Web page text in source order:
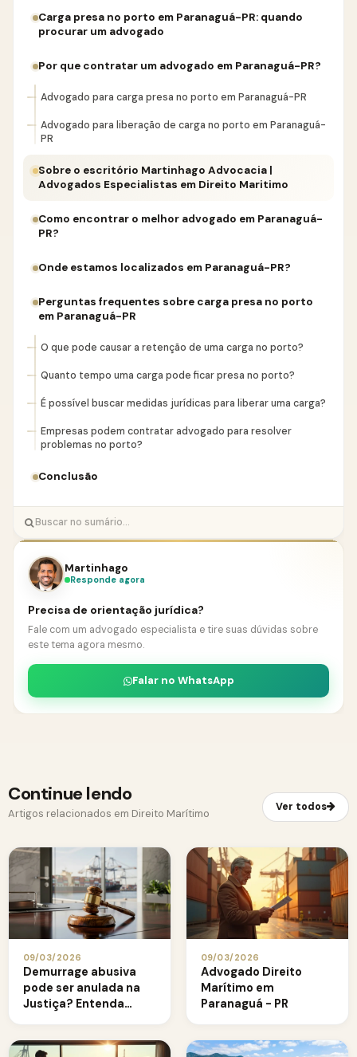
Carga presa no porto em Paranaguá-PR: quando
procurar um advogado
Por que contratar um advogado em Paranaguá-PR?
Advogado para carga presa no porto em Paranaguá-PR
Advogado para liberação de carga no porto em Paranaguá-
PR
Sobre o escritório Martinhago Advocacia |
Advogados Especialistas em Direito Maritimo
Como encontrar o melhor advogado em Paranaguá-
PR?
Onde estamos localizados em Paranaguá-PR?
Perguntas frequentes sobre carga presa no porto
em Paranaguá-PR
O que pode causar a retenção de uma carga no porto?
Quanto tempo uma carga pode ficar presa no porto?
É possível buscar medidas jurídicas para liberar uma carga?
Empresas podem contratar advogado para resolver
problemas no porto?
Conclusão
Martinhago
Responde agora
Precisa de orientação jurídica?
Fale com um advogado especialista e tire suas dúvidas sobre
este tema agora mesmo.
Falar no WhatsApp
Continue lendo
Artigos relacionados em Direito Marítimo
Ver todos
09/03/2026
Demurrage abusiva
pode ser anulada na
Justiça? Entenda
09/03/2026
Advogado Direito
Marítimo em
Paranaguá - PR